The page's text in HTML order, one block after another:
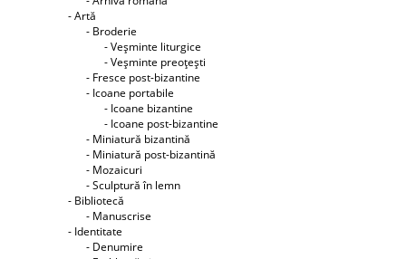
- Artă
- Broderie
- Veşminte liturgice
- Veşminte preoţeşti
- Fresce post-bizantine
- Icoane portabile
- Icoane bizantine
- Icoane post-bizantine
- Miniatură bizantină
- Miniatură post-bizantină
- Mozaicuri
- Sculptură în lemn
- Bibliotecă
- Manuscrise
- Identitate
- Denumire